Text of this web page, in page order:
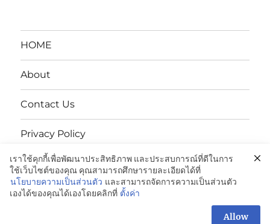
HOME
About
Contact Us
Privacy Policy
นโยบายความเป็นส่วนตัว
ENDUPAK:VCI Anti-Rust Bags-ถุงกันสนิม: 098-995-3600
เราใช้คุกกี้เพื่อพัฒนาประสิทธิภาพ และประสบการณ์ที่ดีในการ
ใช้เว็บไซต์ของคุณ คุณสามารถศึกษารายละเอียดได้ที่
นโยบายความเป็นส่วนตัว และสามารถจัดการความเป็นส่วนตัว
เองได้ของคุณได้เองโดยคลิกที่ ตั้งค่า
Allow